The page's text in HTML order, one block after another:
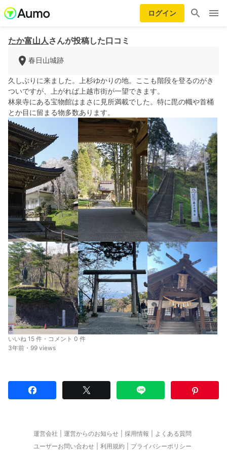
ログイン
たか富山人さんが投稿した口コミ
春日山城跡
久しぶりに来ました。上杉ゆかりの地。ここも階段を登るのがき
ついですが、上がれば上越市街が一望できます。
林泉寺にある宝物館はまさに見所満載でした。特に毘の幟や首桶
とか目に留まる物多数あります。
いいね 15 件・コメント 0 件
3年前・99 views
運営会社 運営からのお知らせ 採用情報
よくある質問
ユーザーお問い合わせ
利用規約
プライバシーポリシー